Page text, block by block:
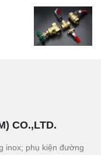
CO.,LTD.
inox; phụ kiện đường